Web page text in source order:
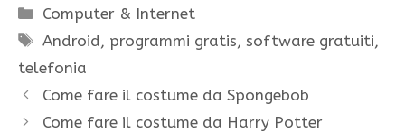
Categorie
Computer & Internet
Tag
Android, programmi gratis,software gratuiti,
telefonia
Come fare il costume da Spongebob
Come fare il costume da Harry Potter